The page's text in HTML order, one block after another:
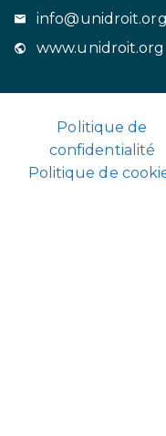
info@unidroit.org
www.unidroit.org
Politique de
confidentialité
Politique de